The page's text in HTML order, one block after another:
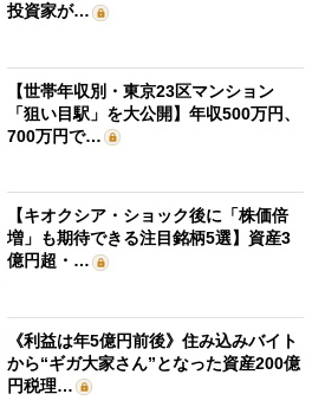
投資家が…
【世帯年収別・東京23区マンション
「狙い目駅」を大公開】年収500万円、
700万円で…
【キオクシア・ショック後に「株価倍
増」も期待できる注目銘柄5選】資産3
億円超・…
《利益は年5億円前後》住み込みバイト
から“ギガ大家さん”となった資産200億
円税理…